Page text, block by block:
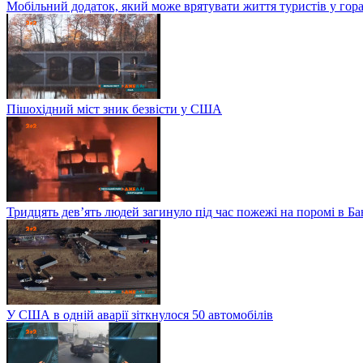
Мобільний додаток, який може врятувати життя туристів у
Пішохідний міст зник безвісти у США
Тридцять дев’ять людей загинуло під час пожежі на поромі в
У США в одній аварії зіткнулося 50 автомобілів